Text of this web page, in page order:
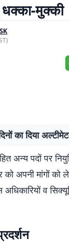
धक्का-मुक्की
का दिया
अन्य पदों पर
को अपनी मांगों
व